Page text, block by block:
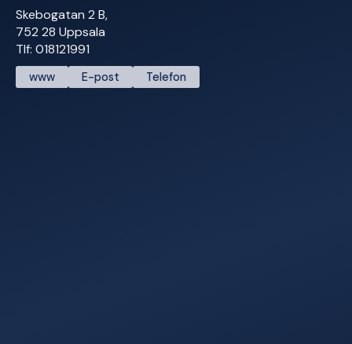
Skebogatan 2 B,
752 28 Uppsala
Tlf: 018121991
www E-post Telefon